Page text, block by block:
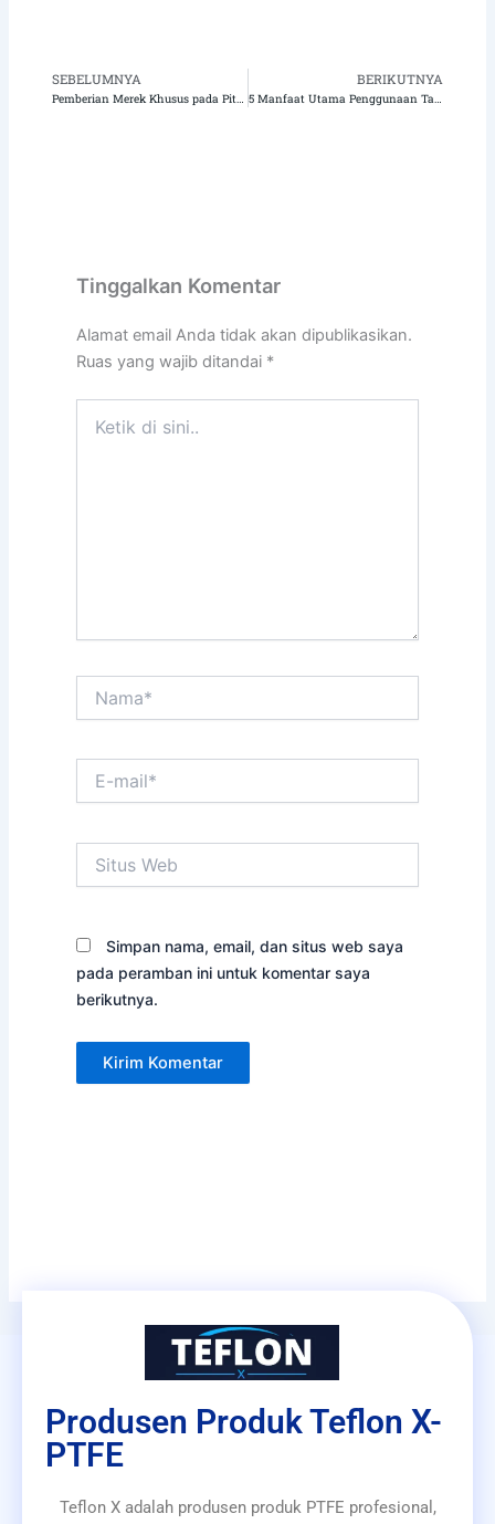
Sebelumnya
SEBELUMNYA
Pemberian Merek Khusus pada Pita Tukang Ledeng Anda: Panduan untuk Pemberian Label Pribadi dengan Teflon X
BERIKUTNYA
5 Manfaat Utama Penggunaan Tabung PTFE Bergelombang Luar Lubang Halus Dalam di Pabrik Pengolahan Kimia
Tinggalkan Komentar
Alamat email Anda tidak akan dipublikasikan.
Ruas yang wajib ditandai *
mail*
Web
Simpan nama, email, dan situs web saya
pada peramban ini untuk komentar saya
berikutnya.
Produsen Produk Teflon X-
PTFE
Teflon X adalah produsen produk PTFE profesional,